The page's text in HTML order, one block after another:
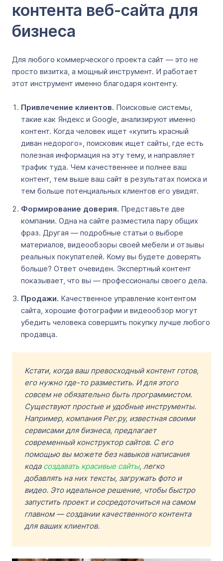
контента веб-сайта для
бизнеса
Для любого коммерческого проекта сайт — это не
просто визитка, а мощный инструмент. И работает
этот инструмент именно благодаря контенту.
Привлечение клиентов. Поисковые системы,
такие как Яндекс и Google, анализируют именно
контент. Когда человек ищет «купить красный
диван недорого», поисковик ищет сайты, где есть
полезная информация на эту тему, и направляет
трафик туда. Чем качественнее и полнее ваш
контент, тем выше ваш сайт в результатах поиска и
тем больше потенциальных клиентов его увидят.
Формирование доверия. Представьте две
компании. Одна на сайте разместила пару общих
фраз. Другая — подробные статьи о выборе
материалов, видеообзоры своей мебели и отзывы
реальных покупателей. Кому вы будете доверять
больше? Ответ очевиден. Экспертный контент
показывает, что вы — профессионалы своего дела.
Продажи. Качественное управление контентом
сайта, хорошие фотографии и видеообзор могут
убедить человека совершить покупку лучше любого
продавца.
Кстати, когда ваш превосходный контент готов,
его нужно где-то разместить. И для этого
совсем не обязательно быть программистом.
Существуют простые и удобные инструменты.
Например, компания Рег.ру, известная своими
сервисами для бизнеса, предлагает
современный конструктор сайтов. С его
помощью вы можете без навыков написания
кода создавать красивые сайты, легко
добавлять на них тексты, загружать фото и
видео. Это идеальное решение, чтобы быстро
запустить проект и сосредоточиться на самом
главном — создании качественного контента
для ваших клиентов.